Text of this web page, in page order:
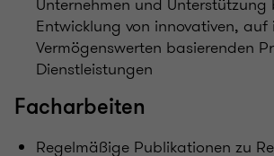
Entwicklung von innovativen, auf
Vermögenswerten basierenden
Dienstleistungen
Facharbeiten
Regelmäßige Publikationen zu